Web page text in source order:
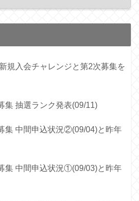
規入会チャレンジと第2次募集を
集 抽選ランク発表(09/11)
集 中間申込状況②(09/04)と昨年
集 中間申込状況①(09/03)と昨年